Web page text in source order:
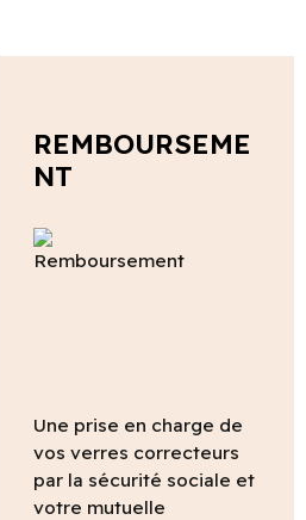
REMBOURSEME
NT
Une prise en charge de
vos verres correcteurs
par la sécurité sociale et
votre mutuelle